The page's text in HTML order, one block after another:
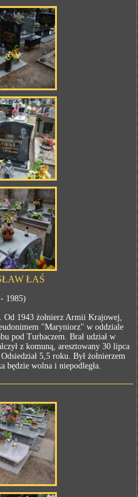
ŁAŚ
1985)
Od 1943 żołnierz Armii Krajowej,
"Maryniorz" w oddziale
pod Turbaczem. Brał udział w
z komuną, aresztowany 30 lipca
5,5 roku. Był żołnierzem
będzie wolna i niepodległa.